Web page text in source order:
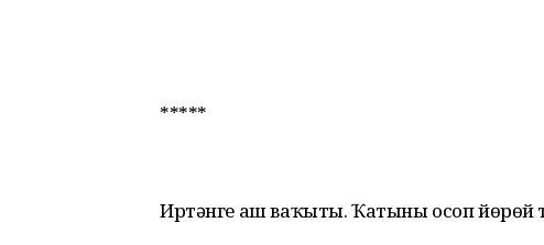
*****
Иртәнге аш ваҡыты. Ҡатыны осоп йөрөй